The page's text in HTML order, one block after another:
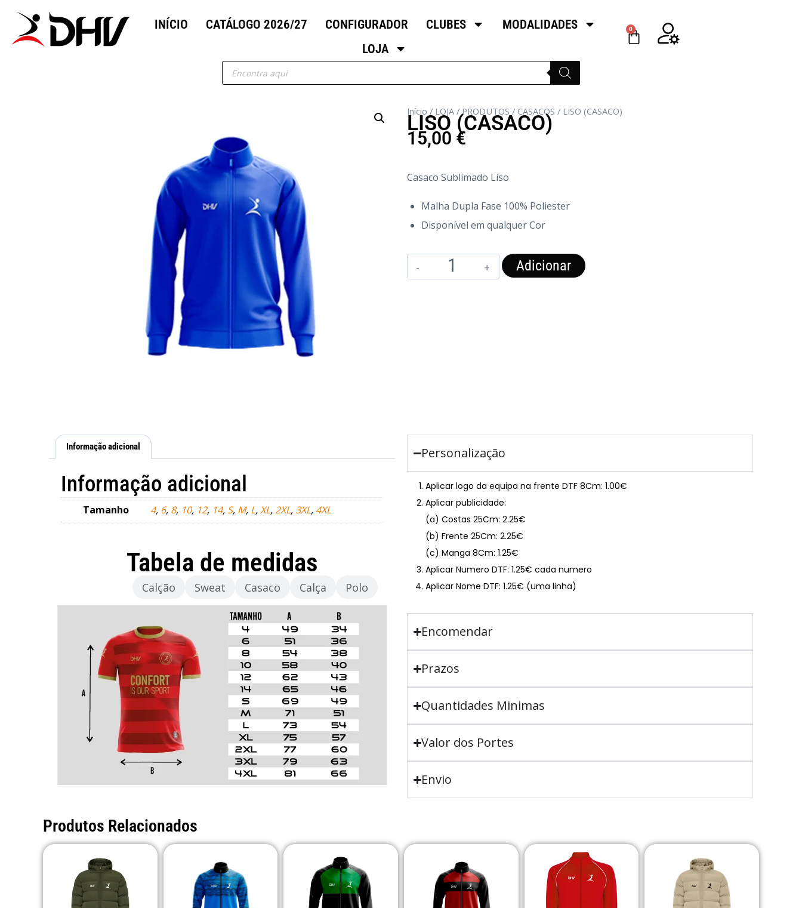
INÍCIO CATÁLOGO 2026/27 CONFIGURADOR CLUBES
MODALIDADES
LOJA
0
Início / LOJA /PRODUTOS / CASACOS / LISO (CASACO)
LISO (CASACO)
15,00 €
Casaco Sublimado Liso
Malha Dupla Fase 100% Poliester
Disponível em qualquer Cor
Adicionar
Informação adicional
Informação adicional
Tamanho 4, 6, 8, 10, 12, 14, S, M, L,XL, 2XL, 3XL, 4XL
Tabela de medidas
Calção Sweat Casaco Calça Polo
Personalização
Aplicar logo da equipa na frente DTF 8Cm: 1.00€
Aplicar publicidade:
(a) Costas 25Cm: 2.25€
(b) Frente 25Cm: 2.25€
(c) Manga 8Cm: 1.25€
Aplicar Numero DTF: 1.25€ cada numero
Aplicar Nome DTF: 1.25€ (uma linha)
Encomendar
Prazos
Quantidades Minimas
Valor dos Portes
Envio
Produtos Relacionados